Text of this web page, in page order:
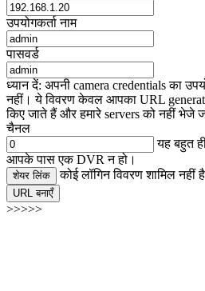
उपयोगकर्ता नाम
पासवर्ड
ध्यान दें: अपनी camera credentials का
नहीं। ये विवरण केवल आपका URL
किए जाते हैं और हमारे servers को नहीं भेजे
चैनल
यह बहुत
आपके पास एक DVR न हो।
शेयर लिंक कोई लॉगिन विवरण शामिल नहीं है
URL बनाएँ
>>>>>